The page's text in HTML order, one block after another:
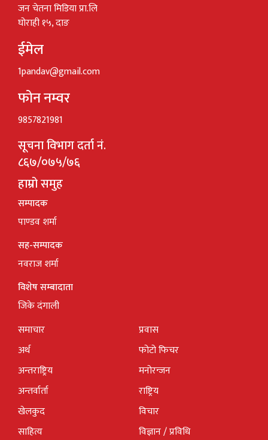
जन चेतना मिडिया प्रा.लि
घोराही १५, दाङ
ईमेल
1pandav@gmail.com
फोन नम्वर
9857821981
सूचना विभाग दर्ता नं.
८६७/०७५/७६
हाम्रो समुह
सम्पादक
पाण्डव शर्मा
सह-सम्पादक
नवराज शर्मा
विशेष सम्बादाता
जिके दंगाली
समाचार
अर्थ
अन्तराष्ट्रिय
अन्तर्वार्ता
खेलकुद
साहित्य
प्रवास
फोटो फिचर
मनोरन्जन
राष्ट्रिय
विचार
विज्ञान / प्रविधि